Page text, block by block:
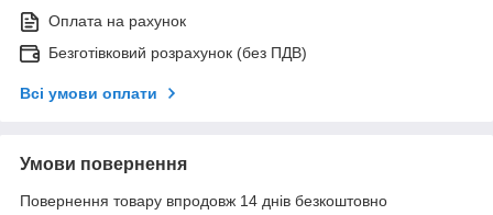
Оплата на рахунок
Безготівковий розрахунок (без ПДВ)
Всі умови оплати
Умови повернення
Повернення товару впродовж 14 днів безкоштовно